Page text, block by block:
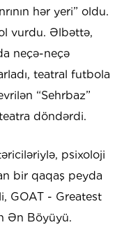
hər yeri” oldu.
vurdu. Əlbəttə,
neçə-neçə
teatral futbola
“Sehrbaz”
döndərdi.
psixoloji
bir qaqaş peyda
GOAT - Greatest
Ən Böyüyü.